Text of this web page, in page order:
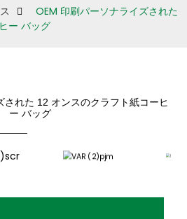
OEM 印刷パーソナライズされた
ー バッグ
れた 12 オンスのクラフト紙コーヒ
ー バッグ